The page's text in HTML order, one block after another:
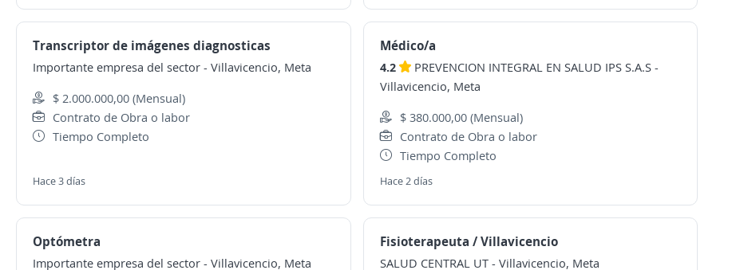
Transcriptor de imágenes diagnosticas
Importante empresa del sector - Villavicencio, Meta
$ 2.000.000,00 (Mensual)
Contrato de Obra o labor
Tiempo Completo
Hace 3 días
Médico/a
4.2 PREVENCION INTEGRAL EN SALUD IPS S.A.S -
Villavicencio, Meta
$ 380.000,00 (Mensual)
Contrato de Obra o labor
Tiempo Completo
Hace 2 días
Optómetra
Importante empresa del sector - Villavicencio, Meta
Fisioterapeuta / Villavicencio
SALUD CENTRAL UT - Villavicencio, Meta